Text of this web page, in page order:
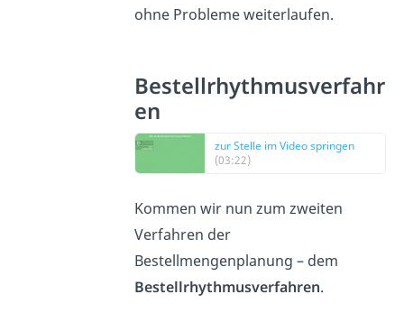
ohne Probleme weiterlaufen.
Bestellrhythmusverfahr
en
zur Stelle im Video springen
(03:22)
Kommen wir nun zum zweiten
Verfahren der
Bestellmengenplanung – dem
Bestellrhythmusverfahren.